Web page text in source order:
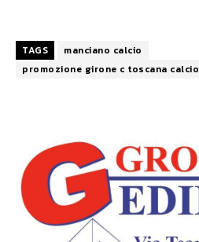
TAGS
manciano calcio
promozione girone c toscana calcio